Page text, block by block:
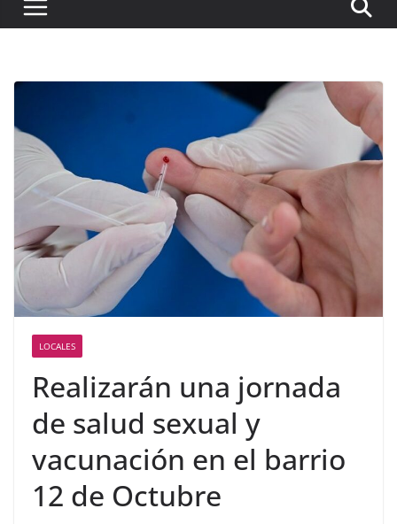
LOCALES
Realizarán una jornada
de salud sexual y
vacunación en el barrio
12 de Octubre